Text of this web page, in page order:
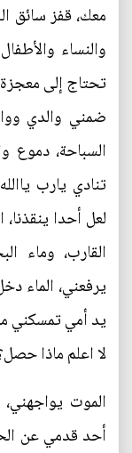
معك، قفز سائق
والنساء
تحتاج إلى
ضمني والدي
السباحة،
تنادي يارب
لعل أحدا
القارب، وماء
يرفعني، الماء
يد أمي تمسكني
لا اعلم ماذا
الموت
أحد قدمي عن